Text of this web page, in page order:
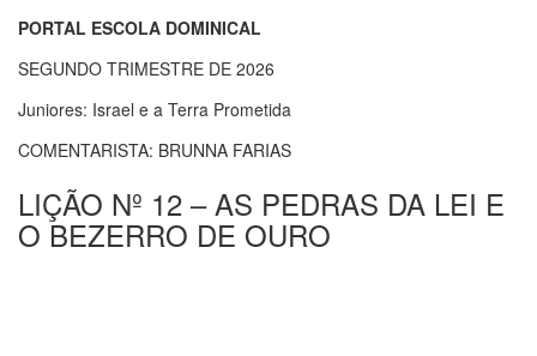
PORTAL ESCOLA DOMINICAL
SEGUNDO TRIMESTRE DE 2026
Juniores: Israel e a Terra Prometida
COMENTARISTA: BRUNNA FARIAS
LIÇÃO Nº 12 – AS PEDRAS DA LEI E
O BEZERRO DE OURO